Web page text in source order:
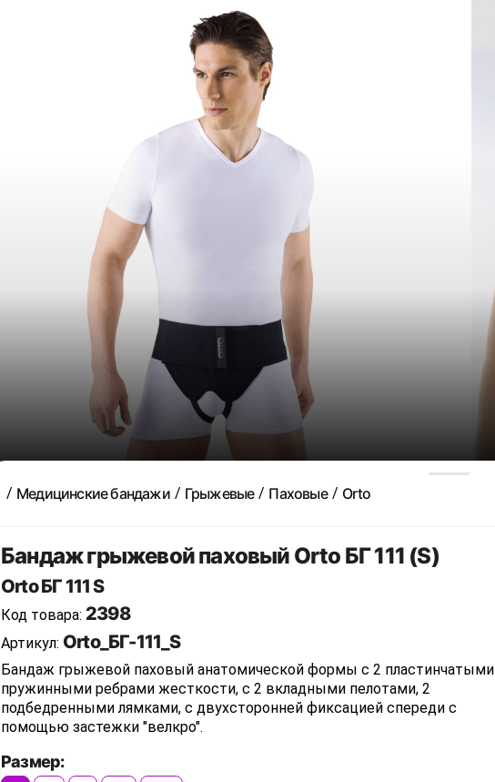
Медицинские бандажи Грыжевые Паховые Orto
Бандаж грыжевой паховый Orto БГ 111 (S)
Orto БГ 111 S
Код товара: 2398
Артикул: Orto_БГ-111_S
Бандаж грыжевой паховый анатомической формы с 2 пластинчатыми
пружинными ребрами жесткости, с 2 вкладными пелотами, 2
подбедренными лямками, с двухсторонней фиксацией спереди с
помощью застежки "велкро".
Размер: